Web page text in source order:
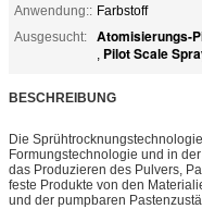
Anwendung:: Farbstoff
Ausgesucht:
Atomisierungs-
, Pilot Scale
BESCHREIBUNG
Die
Formungstechnologie und in
das Produzieren des Pulvers,
feste Produkte von den
und der pumpbaren